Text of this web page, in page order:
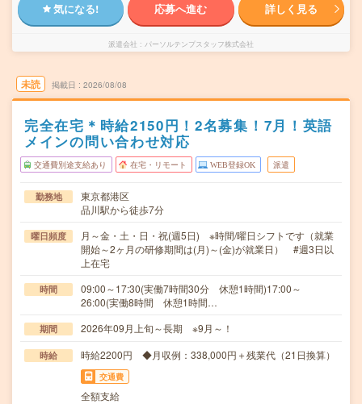
気になる! 応募へ進む 詳しく見る
派遣会社 パーソルテンプスタッフ株式会社
未読 掲載日 2026/08/08
完全在宅＊時給2150円！2名募集！7月！英語
メインの問い合わせ対応
交通費別途支給あり 在宅・リモート WEB登録OK 派遣
勤務地
東京都港区
品川駅から徒歩7分
曜日頻度
月～金・土・日・祝(週5日) ※時間/曜日シフトです（就業
開始～2ヶ月の研修期間は(月)～(金)が就業日） #週3日以
上在宅
時間
09:00～17:30(実働7時間30分 休憩1時間)17:00～
26:00(実働8時間 休憩1時間…
期間 2026年09月上旬～長期 ※9月～！
時給 時給2200円 ◆月収例：338,000円＋残業代（21日換算）
交通費
全額支給